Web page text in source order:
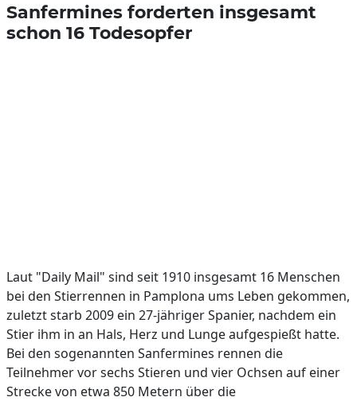
Sanfermines forderten insgesamt
schon 16 Todesopfer
Laut "Daily Mail" sind seit 1910 insgesamt 16 Menschen
bei den Stierrennen in Pamplona ums Leben gekommen,
zuletzt starb 2009 ein 27-jähriger Spanier, nachdem ein
Stier ihm in an Hals, Herz und Lunge aufgespießt hatte.
Bei den sogenannten Sanfermines rennen die
Teilnehmer vor sechs Stieren und vier Ochsen auf einer
Strecke von etwa 850 Metern über die